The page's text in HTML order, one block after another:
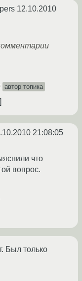
12.10.2010
автор топика
21:08:05
что
вопрос.
Был только